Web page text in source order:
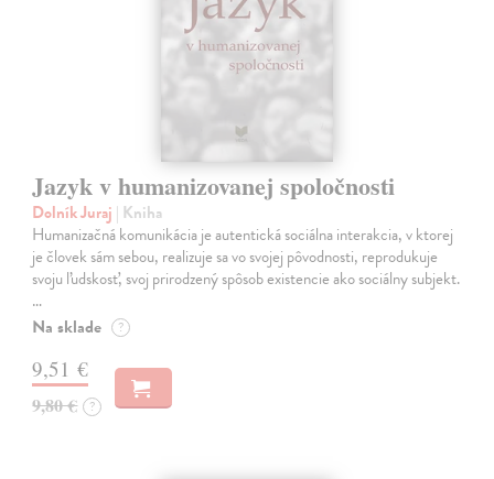
Jazyk v humanizovanej spoločnosti
Dolník Juraj | Kniha
Humanizačná komunikácia je autentická sociálna interakcia, v ktorej
je človek sám sebou, realizuje sa vo svojej pôvodnosti, reprodukuje
svoju ľudskosť, svoj prirodzený spôsob existencie ako sociálny subjekt.
…
Na sklade ?
9,51 €
9,80 € ?